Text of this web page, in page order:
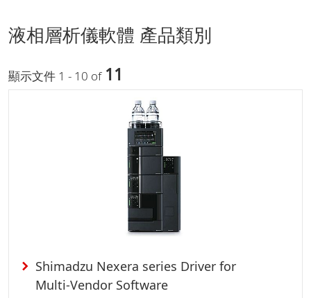
液相層析儀軟體 產品類別
顯示文件 1 - 10 of 11
Shimadzu Nexera series Driver for
Multi-Vendor Software